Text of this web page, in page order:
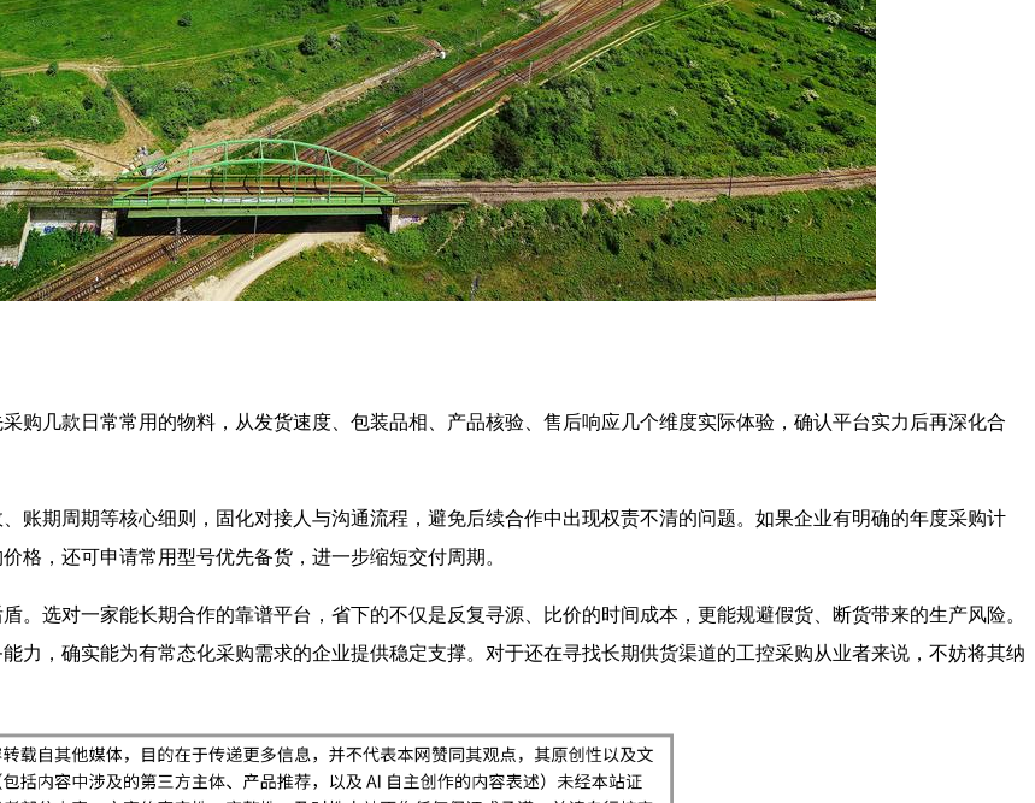
购几款日常常用的物料，从发货速度、包装品相、产品核验、售后响应几个维度实际体验，确认平台实力后再深化合
账期周期等核心细则，固化对接人与沟通流程，避免后续合作中出现权责不清的问题。如果企业有明确的年度采购计
格，还可申请常用型号优先备货，进一步缩短交付周期。
。选对一家能长期合作的靠谱平台，省下的不仅是反复寻源、比价的时间成本，更能规避假货、断货带来的生产风险。
力，确实能为有常态化采购需求的企业提供稳定支撑。对于还在寻找长期供货渠道的工控采购从业者来说，不妨将其纳